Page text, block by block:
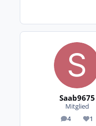
Saab9675
Mitglied
4
Beiträge1